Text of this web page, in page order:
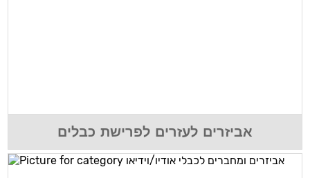
אביזרים לעזרים לפרישת כבלים